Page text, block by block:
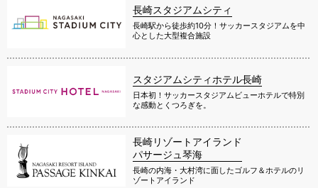
長崎スタジアムシティ
長崎駅から徒歩約10分！サッカースタジアムを中
心とした大型複合施設
スタジアムシティホテル長崎
日本初！サッカースタジアムビューホテルで特別
な感動とくつろぎを。
長崎リゾートアイランド
パサージュ琴海
長崎の内海・大村湾に面したゴルフ＆ホテルのリ
ゾートアイランド